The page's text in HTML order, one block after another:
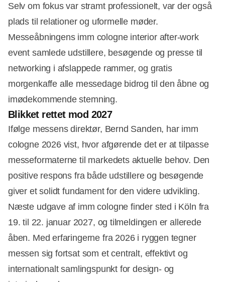
Selv om fokus var stramt professionelt, var der også
plads til relationer og uformelle møder.
Messeåbningens imm cologne interior after-work
event samlede udstillere, besøgende og presse til
networking i afslappede rammer, og gratis
morgenkaffe alle messedage bidrog til den åbne og
imødekommende stemning.
Blikket rettet mod 2027
Ifølge messens direktør, Bernd Sanden, har imm
cologne 2026 vist, hvor afgørende det er at tilpasse
messeformaterne til markedets aktuelle behov. Den
positive respons fra både udstillere og besøgende
giver et solidt fundament for den videre udvikling.
Næste udgave af imm cologne finder sted i Köln fra
19. til 22. januar 2027, og tilmeldingen er allerede
åben. Med erfaringerne fra 2026 i ryggen tegner
messen sig fortsat som et centralt, effektivt og
internationalt samlingspunkt for design- og